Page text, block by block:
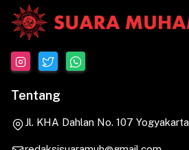
Tentang
Jl. KHA Dahlan No. 107